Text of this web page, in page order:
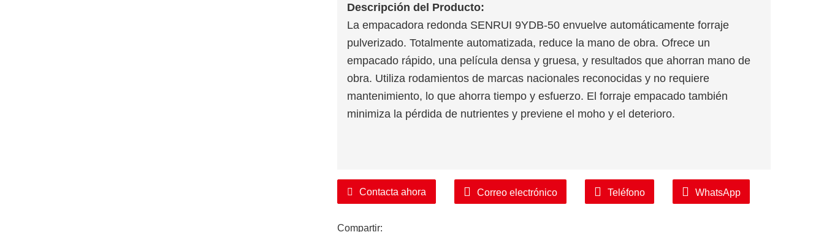
Descripción del Producto:
La empacadora redonda SENRUI 9YDB-50 envuelve automáticamente forraje
pulverizado. Totalmente automatizada, reduce la mano de obra. Ofrece un
empacado rápido, una película densa y gruesa, y resultados que ahorran mano de
obra. Utiliza rodamientos de marcas nacionales reconocidas y no requiere
mantenimiento, lo que ahorra tiempo y esfuerzo. El forraje empacado también
minimiza la pérdida de nutrientes y previene el moho y el deterioro.
Contacta ahora Correo electrónico Teléfono WhatsApp
Compartir: